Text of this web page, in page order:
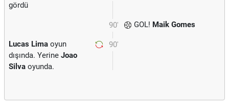
gördü
90' GOL! Maik Gomes
90'
Lucas Lima oyun
dışında. Yerine Joao
Silva oyunda.